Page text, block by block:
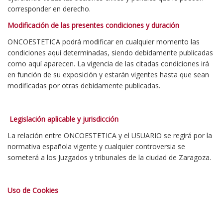
corresponder en derecho.
Modificación de las presentes condiciones y duración
ONCOESTETICA podrá modificar en cualquier momento las
condiciones aquí determinadas, siendo debidamente publicadas
como aquí aparecen. La vigencia de las citadas condiciones irá
en función de su exposición y estarán vigentes hasta que sean
modificadas por otras debidamente publicadas.
Legislación aplicable y jurisdicción
La relación entre ONCOESTETICA y el USUARIO se regirá por la
normativa española vigente y cualquier controversia se
someterá a los Juzgados y tribunales de la ciudad de Zaragoza.
Uso de Cookies